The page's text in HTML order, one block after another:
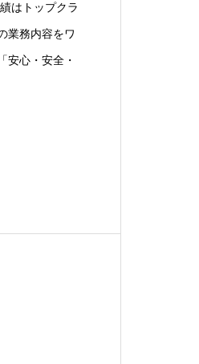
はトップクラ
業務内容をワ
安心・安全・